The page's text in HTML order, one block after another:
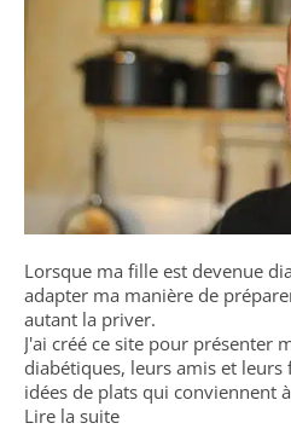
Lorsque ma fille est devenue
adapter ma manière de
autant la priver.
J'ai créé ce site pour présenter
diabétiques, leurs amis et
idées de plats qui conviennent
Lire la suite